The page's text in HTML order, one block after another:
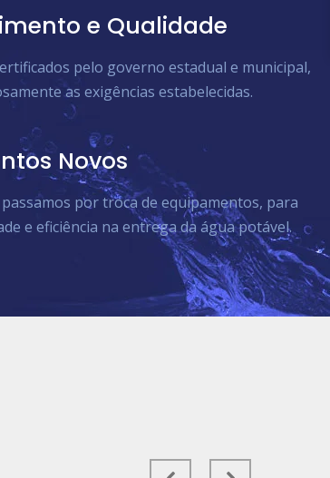
e Qualidade
pelo governo estadual e municipal,
as exigências estabelecidas.
Novos
por troca de equipamentos, para
e eficiência na entrega da água potável.